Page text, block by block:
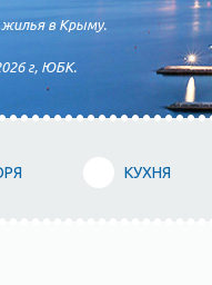
в Крыму.
г, ЮБК.
КУХНЯ